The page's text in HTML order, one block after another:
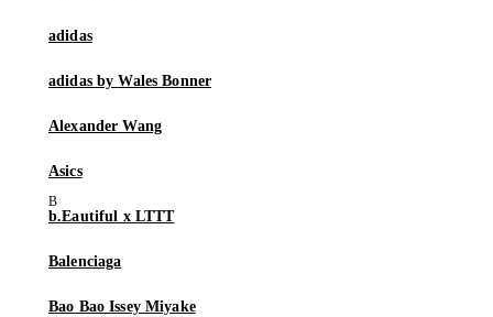
adidas
adidas by Wales Bonner
Alexander Wang
Asics
b.Eautiful x LTTT
Balenciaga
Bao Bao Issey Miyake